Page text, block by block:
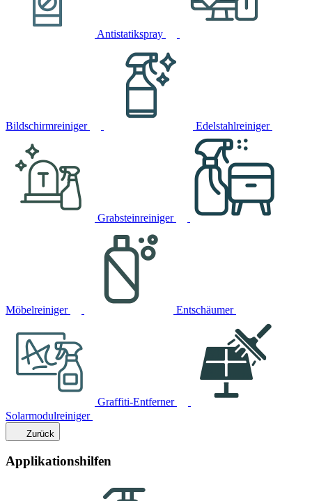
Antistatikspray
Bildschirmreiniger Edelstahlreiniger
Grabsteinreiniger
Möbelreiniger Entschäumer
Graffiti-Entferner
Solarmodulreiniger
Zurück
Applikationshilfen